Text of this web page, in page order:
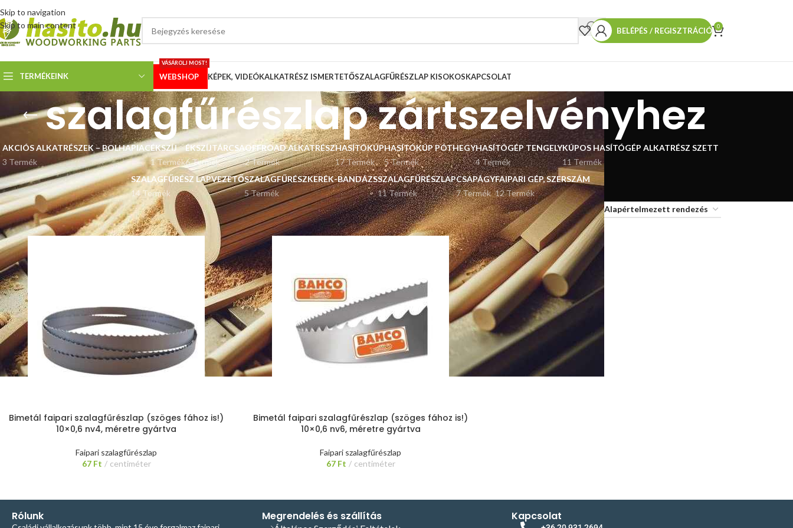
Skip to navigation
Skip to main content
BELÉPÉS / REGISZTRÁCIÓ 0
TERMÉKEINK WEBSHOP
VÁSÁROLJ MOST!
KÉPEK, VIDEÓKALKATRÉSZ ISMERTETŐSZALAGFŰRÉSZLAP KISOKOSKAPCSOLAT
szalagfűrészlap zártszelvényhez
AKCIÓS ALKATRÉSZEK – BOLHAPIAC
3 Termék
ÉKSZÍJ
1 Termék
ÉKSZÍJTÁRCSA
6 Termék
OFFROAD ALKATRÉSZ
2 Termék
HASÍTÓKÚP
17 Termék
HASÍTÓKÚP PÓTHEGY
5 Termék
HASÍTÓGÉP TENGELY
4 Termék
KÚPOS HASÍTÓGÉP ALKATRÉSZ SZETT
11 Termék
SZALAGFŰRÉSZ LAPVEZETŐ
14 Termék
SZALAGFŰRÉSZKERÉK-BANDÁZS
5 Termék
SZALAGFŰRÉSZLAP
11 Termék
CSAPÁGY
7 Termék
FAIPARI GÉP, SZERSZÁM
12 Termék
Kezdőlap “szalagfűrészlap zártszelvényhez” címkével rendelkező termékek Listázás 9 12 18
Bimetál faipari szalagfűrészlap (szöges fához is!)
10×0,6 nv4, méretre gyártva
Faipari szalagfűrészlap
67 Ft centiméter
Bimetál faipari szalagfűrészlap (szöges fához is!)
10×0,6 nv6, méretre gyártva
Faipari szalagfűrészlap
67 Ft centiméter
Rólunk Megrendelés és szállítás Kapcsolat